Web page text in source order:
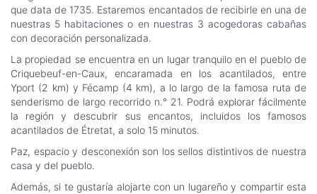
que data de 1735. Estaremos encantados de recibirle en una de
nuestras 5 habitaciones o en nuestras 3 acogedoras cabañas
con decoración personalizada.
La propiedad se encuentra en un lugar tranquilo en el pueblo de
Criquebeuf-en-Caux, encaramada en los acantilados, entre
Yport (2 km) y Fécamp (4 km), a lo largo de la famosa ruta de
senderismo de largo recorrido n.° 21. Podrá explorar fácilmente
la región y descubrir sus encantos, incluidos los famosos
acantilados de Étretat, a solo 15 minutos.
Paz, espacio y desconexión son los sellos distintivos de nuestra
casa y del pueblo.
Además, si te gustaría alojarte con un lugareño y compartir esta